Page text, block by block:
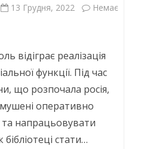
13 Грудня, 2022
Немає
відіграє реалізація
функції. Під час
що розпочала росія,
оперативно
напрацьовувати
стати…